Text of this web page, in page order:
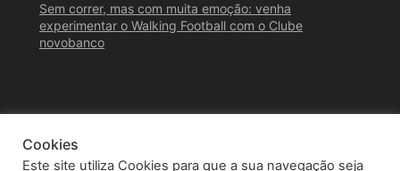
Sem correr, mas com muita emoção: venha
experimentar o Walking Football com o Clube
novobanco
Cookies
Este site utiliza Cookies para que a sua navegação seja